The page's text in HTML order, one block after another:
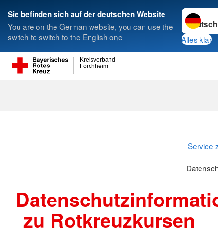
Sie befinden sich auf der deutschen Website
You are on the German website, you can use the
switch to switch to the English one
Sprache
Alles klar
Forchheim
Kreisverband
Suche
Service
zu Rotkreuzkursen